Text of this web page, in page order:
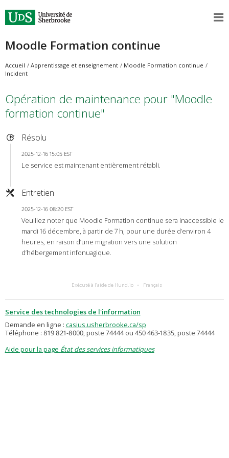
Moodle Formation continue
Accueil Apprentissage et enseignement
Moodle Formation continue
Incident
Opération de maintenance pour "Moodle
formation continue"
Résolu
2025-12-16 15:05 EST
Le service est maintenant entièrement rétabli.
Entretien
2025-12-16 08:20 EST
Veuillez noter que Moodle Formation continue sera inaccessible le
mardi 16 décembre, à partir de 7 h, pour une durée d’environ 4
heures, en raison d’une migration vers une solution
d’hébergement infonuagique.
Exécuté à l’aide de Hund.io Français
Service des technologies de l'information
Demande en ligne : casius.usherbrooke.ca/sp
Téléphone : 819 821-8000, poste 74444 ou 450 463-1835, poste 74444
Aide pour la page État des services informatiques